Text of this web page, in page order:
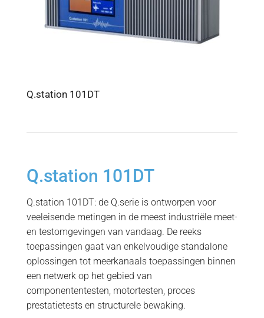
Q.station 101DT
Q.station 101DT
Q.station 101DT: de Q.serie is ontworpen voor
veeleisende metingen in de meest industriële meet-
en testomgevingen van vandaag. De reeks
toepassingen gaat van enkelvoudige standalone
oplossingen tot meerkanaals toepassingen binnen
een netwerk op het gebied van
componententesten, motortesten, proces
prestatietests en structurele bewaking.